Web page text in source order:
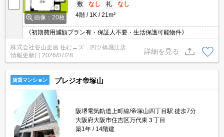
画像：20枚
敷
なし 礼
なし
4階
1K 21m²
《初期費用減額プラン有・保証人不要・生活保護可能物件》
株式会社谷山企画 住む→ズ 四ツ橋堀江店
情報更新日 2026/07/28
詳細を見る
賃貸マンション プレジオ帝塚山
阪堺電気軌道上町線/帝塚山四丁目駅 徒歩7分
大阪府大阪市住吉区万代東３丁目
築1年
14階建